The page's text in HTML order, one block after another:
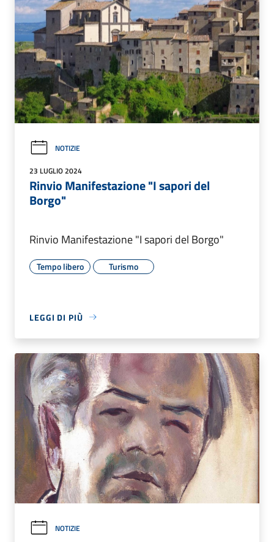
NOTIZIE
23 LUGLIO 2024
Rinvio Manifestazione "I sapori del
Borgo"
Rinvio Manifestazione "I sapori del Borgo"
Tempo libero Turismo
LEGGI DI PIÙ
NOTIZIE